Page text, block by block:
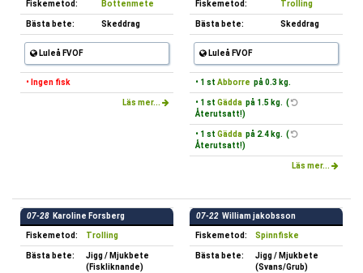
Fiskemetod: Bottenmete
Bästa bete: Skeddrag
Luleå FVOF
• Ingen fisk
Läs mer...
Fiskemetod: Trolling
Bästa bete: Skeddrag
Luleå FVOF
• 1 st Abborre på 0.3 kg.
• 1 st Gädda på 1.5 kg. (
Återutsatt!)
• 1 st Gädda på 2.4 kg. (
Återutsatt!)
Läs mer...
07-28 Karoline Forsberg
Fiskemetod: Trolling
Bästa bete:
Jigg / Mjukbete
(Fiskliknande)
07-22 William jakobsson
Fiskemetod: Spinnfiske
Bästa bete:
Jigg / Mjukbete
(Svans/Grub)